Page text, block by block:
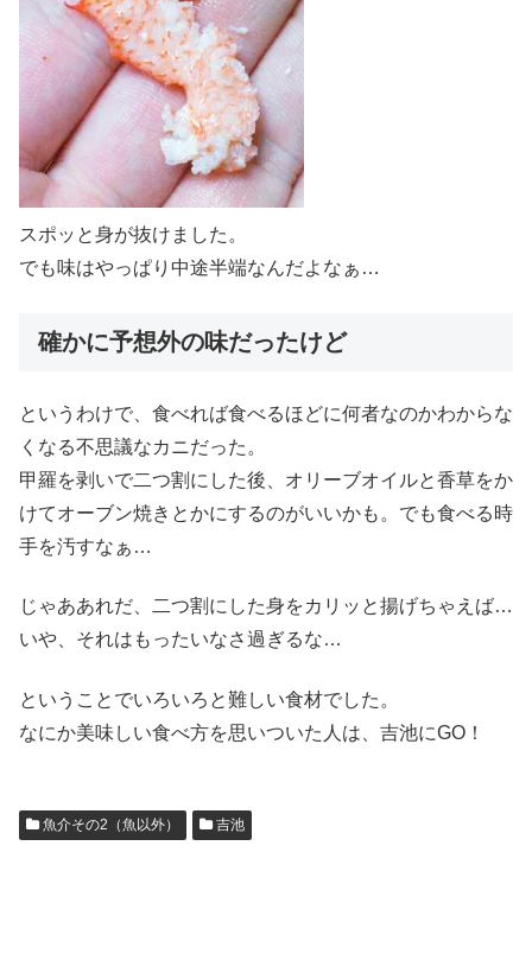
スポッと身が抜けました。
でも味はやっぱり中途半端なんだよなぁ…
確かに予想外の味だったけど
というわけで、食べれば食べるほどに何者なのかわからな
くなる不思議なカニだった。
甲羅を剥いで二つ割にした後、オリーブオイルと香草をか
けてオーブン焼きとかにするのがいいかも。でも食べる時
手を汚すなぁ…
じゃああれだ、二つ割にした身をカリッと揚げちゃえば…
いや、それはもったいなさ過ぎるな…
ということでいろいろと難しい食材でした。
なにか美味しい食べ方を思いついた人は、吉池にGO！
魚介その2（魚以外） 吉池